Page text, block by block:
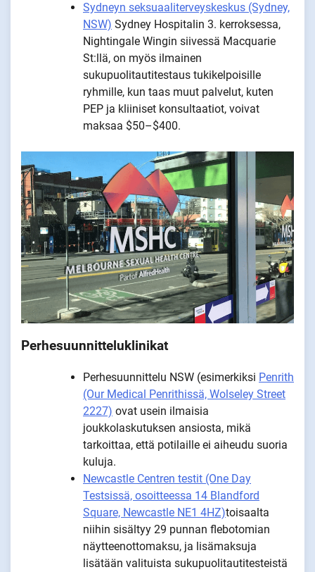
Sydneyn seksuaaliterveyskeskus (Sydney,
NSW) Sydney Hospitalin 3. kerroksessa,
Nightingale Wingin siivessä Macquarie
St:llä, on myös ilmainen
sukupuolitautitestaus tukikelpoisille
ryhmille, kun taas muut palvelut, kuten
PEP ja kliiniset konsultaatiot, voivat
maksaa $50–$400.
Perhesuunnitteluklinikat
Perhesuunnittelu NSW (esimerkiksi Penrith
(Our Medical Penrithissä, Wolseley Street
2227) ovat usein ilmaisia
joukkolaskutuksen ansiosta, mikä
tarkoittaa, että potilaille ei aiheudu suoria
kuluja.
Newcastle Centren testit (One Day
Testsissä, osoitteessa 14 Blandford
Square, Newcastle NE1 4HZ)toisaalta
niihin sisältyy 29 punnan flebotomian
näytteenottomaksu, ja lisämaksuja
lisätään valituista sukupuolitautitesteistä